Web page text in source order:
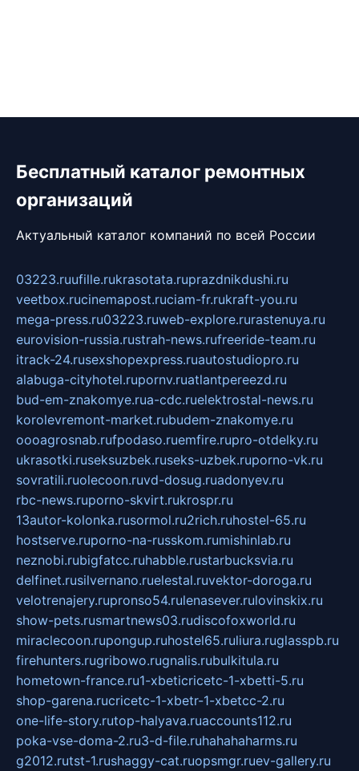
Бесплатный каталог ремонтных
организаций
Актуальный каталог компаний по всей России
03223.ruufille.rukrasotata.ruprazdnikdushi.ru
veetbox.rucinemapost.ruciam-fr.rukraft-you.ru
mega-press.ru03223.ruweb-explore.rurastenuya.ru
eurovision-russia.rustrah-news.rufreeride-team.ru
itrack-24.rusexshopexpress.ruautostudiopro.ru
alabuga-cityhotel.rupornv.ruatlantpereezd.ru
bud-em-znakomye.rua-cdc.ruelektrostal-news.ru
korolevremont-market.rubudem-znakomye.ru
oooagrosnab.rufpodaso.ruemfire.rupro-otdelky.ru
ukrasotki.ruseksuzbek.ruseks-uzbek.ruporno-vk.ru
sovratili.ruolecoon.ruvd-dosug.ruadonyev.ru
rbc-news.ruporno-skvirt.rukrospr.ru
13autor-kolonka.rusormol.ru2rich.ruhostel-65.ru
hostserve.ruporno-na-russkom.rumishinlab.ru
neznobi.rubigfatcc.ruhabble.rustarbucksvia.ru
delfinet.rusilvernano.ruelestal.ruvektor-doroga.ru
velotrenajery.rupronso54.rulenasever.rulovinskix.ru
show-pets.rusmartnews03.rudiscofoxworld.ru
miraclecoon.rupongup.ruhostel65.ruliura.ruglasspb.ru
firehunters.rugribowo.rugnalis.rubulkitula.ru
hometown-france.ru1-xbeticricetc-1-xbetti-5.ru
shop-garena.rucricetc-1-xbetr-1-xbetcc-2.ru
one-life-story.rutop-halyava.ruaccounts112.ru
poka-vse-doma-2.ru3-d-file.ruhahahaharms.ru
g2012.rutst-1.rushaggy-cat.ruopsmgr.ruev-gallery.ru